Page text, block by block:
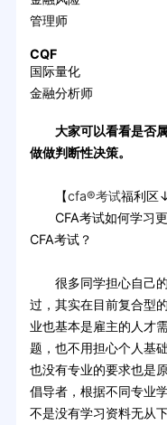
管理师
CQF
国际量化
金融分析师
大家可以看看是否属
做做判断性决策。
【cfa®考试福利区
CFA考试如何学习更
CFA考试？
很多同学担心自己的
过，其实在目前复合型
业也基本是雇主的人才
题，也不用担心个人基
也没有专业的要求也是
倡导者，根据不同专业
不是没有学习资料无从